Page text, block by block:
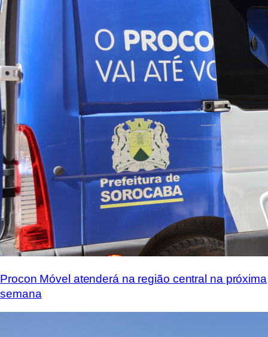
Procon Móvel atenderá na região central na próxima
semana